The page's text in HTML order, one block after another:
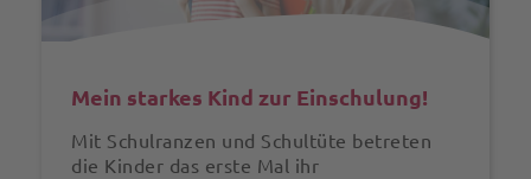
Mein starkes Kind zur Einschulung!
Mit Schulranzen und Schultüte betreten
die Kinder das erste Mal ihr